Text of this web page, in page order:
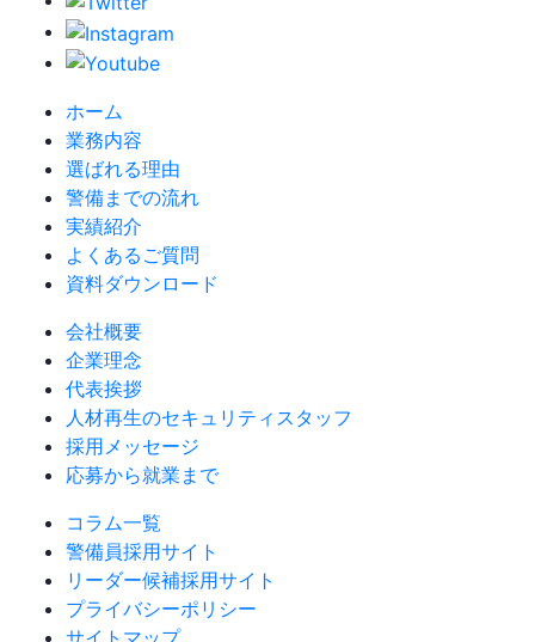
ホーム
業務内容
選ばれる理由
警備までの流れ
実績紹介
よくあるご質問
資料ダウンロード
会社概要
企業理念
代表挨拶
人材再生のセキュリティスタッフ
採用メッセージ
応募から就業まで
コラム一覧
警備員採用サイト
リーダー候補採用サイト
プライバシーポリシー